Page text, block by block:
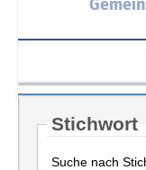
Stichwort
Suche nach